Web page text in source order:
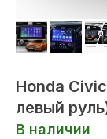
Honda
левый
В наличии